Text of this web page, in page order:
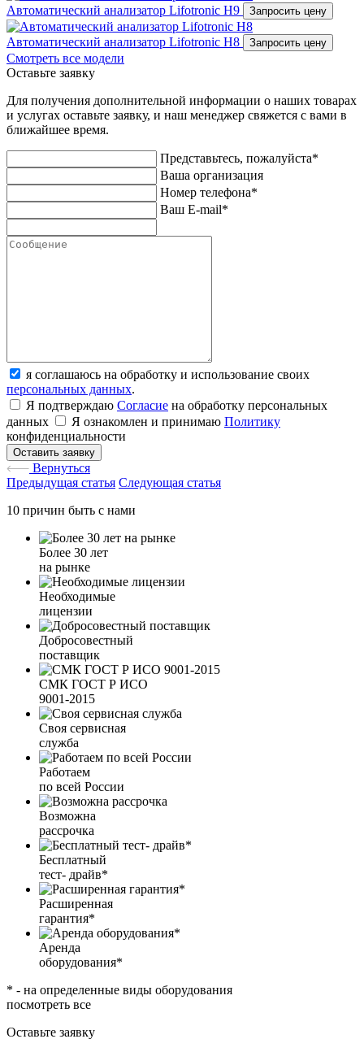
Автоматический анализатор Lifotronic H9 Запросить цену
Автоматический анализатор Lifotronic H8 Запросить цену
Смотреть все модели
Оставьте заявку
Для получения дополнительной информации о наших товарах
и услугах оставьте заявку, и наш менеджер свяжется с вами в
ближайшее время.
Представьтесь, пожалуйста*
Ваша организация
Номер телефона*
Ваш E-mail*
я соглашаюсь на обработку и использование своих
персональных данных.
Я подтверждаю Согласие на обработку персональных
данных
Я ознакомлен и принимаю Политику
конфиденциальности
Оставить заявку
Вернуться
Предыдущая статья Следующая статья
10 причин быть с нами
Более 30 лет
на рынке
Необходимые
лицензии
Добросовестный
поставщик
СМК ГОСТ Р ИСО
9001-2015
Своя сервисная
служба
Работаем
по всей России
Возможна
рассрочка
Бесплатный
тест- драйв*
Расширенная
гарантия*
Аренда
оборудования*
* - на определенные виды оборудования
посмотреть все
Оставьте заявку